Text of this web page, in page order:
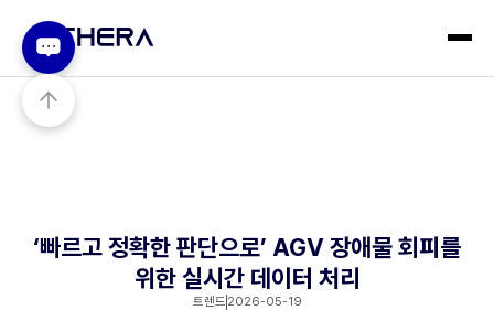
‘빠르고 정확한 판단으로’ AGV 장애물 회피를
위한 실시간 데이터 처리
트렌드 2026-05-19